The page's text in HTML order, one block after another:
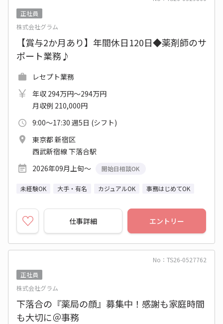
正社員
株式会社グラム
【賞与2か月あり】年間休日120日◆薬剤師のサ
ポート業務♪
レセプト業務
年収 294万円～294万円
月収例 210,000円
9:00～17:30 週5日 (シフト)
東京都 新宿区
西武新宿線 下落合駅
2026年09月上旬～
開始日相談OK
未経験OK 大手・有名 カジュアルOK 事務はじめてOK
仕事詳細 エントリー
No：TS26-0527762
正社員
株式会社グラム
下落合の『薬局の顔』募集中！感謝も家庭時間
も大切に＠事務